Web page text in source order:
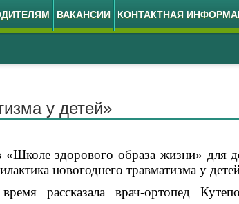
ВАКАНСИИ КОНТАКТНАЯ
у детей»
здорового образа жизни» для
новогоднего травматизма у
рассказала врач-ортопед